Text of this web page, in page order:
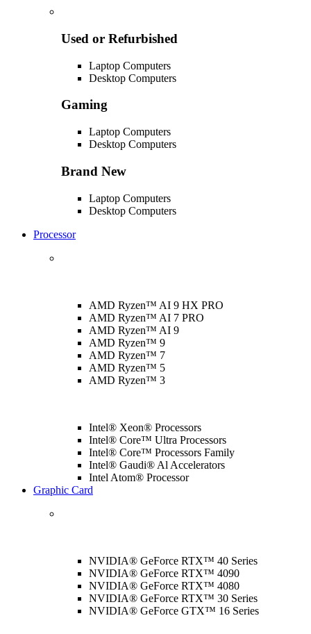
Used or Refurbished
Laptop Computers
Desktop Computers
Gaming
Laptop Computers
Desktop Computers
Brand New
Laptop Computers
Desktop Computers
Processor
AMD Ryzen™ AI 9 HX PRO
AMD Ryzen™ AI 7 PRO
AMD Ryzen™ AI 9
AMD Ryzen™ 9
AMD Ryzen™ 7
AMD Ryzen™ 5
AMD Ryzen™ 3
Intel® Xeon® Processors
Intel® Core™ Ultra Processors
Intel® Core™ Processors Family
Intel® Gaudi® Al Accelerators
Intel Atom® Processor
Graphic Card
NVIDIA® GeForce RTX™ 40 Series
NVIDIA® GeForce RTX™ 4090
NVIDIA® GeForce RTX™ 4080
NVIDIA® GeForce RTX™ 30 Series
NVIDIA® GeForce GTX™ 16 Series